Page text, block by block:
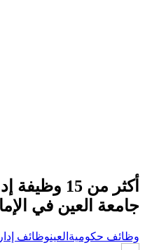
أكثر من 15
جامعة العين في
وظائف حكومية العينوظائف